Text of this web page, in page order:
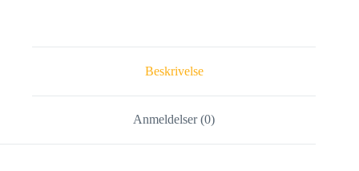
Beskrivelse
Anmeldelser (0)